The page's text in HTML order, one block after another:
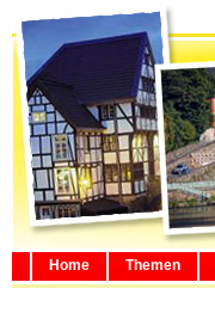
Home Themen